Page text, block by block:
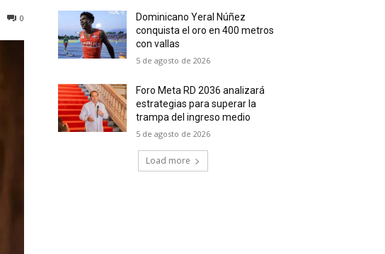
0
Dominicano Yeral Núñez
conquista el oro en 400 metros
con vallas
5 de agosto de 2026
Foro Meta RD 2036 analizará
estrategias para superar la
trampa del ingreso medio
5 de agosto de 2026
Load more